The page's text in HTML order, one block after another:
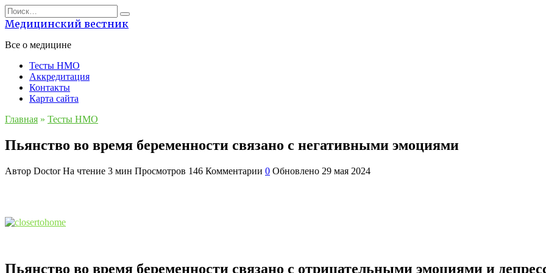
Перейти
к
содержанию
Search
for:
Медицинский вестник
Все о медицине
Тесты НМО
Аккредитация
Контакты
Карта сайта
Главная » Тесты НМО
Пьянство во время беременности связано с негативными эмоциями
Автор Doctor На чтение 3 мин Просмотров 146 Комментарии 0 Обновлено 29 мая 2024
Пьянство во время беременности связано с отрицательными эмоциями и